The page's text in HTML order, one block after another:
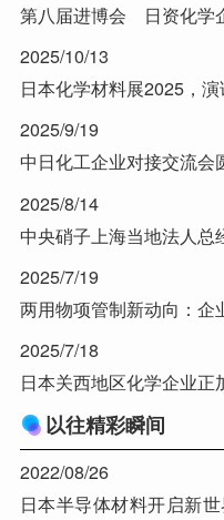
第八届进博会 日资化学
2025/10/13
日本化学材料展2025，演
2025/9/19
中日化工企业对接交流会
2025/8/14
中央硝子上海当地法人
2025/7/19
两用物项管制新动向：企
2025/7/18
日本关西地区化学企业
以往精彩瞬间
2022/08/26
日本半导体材料开启新